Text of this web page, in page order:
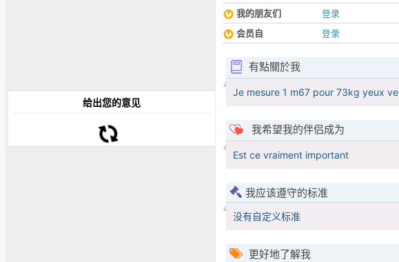
给出您的意见
我的朋友们
登录
会员自
登录
有點關於我
Je mesure 1 m67 pour 73kg yeux
我希望我的伴侣成为
Est ce vraiment important
我应该遵守的标准
没有自定义标准
更好地了解我